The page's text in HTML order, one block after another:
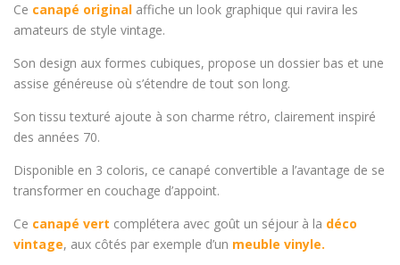
Ce canapé original affiche un look graphique qui ravira les
amateurs de style vintage.
Son design aux formes cubiques, propose un dossier bas et une
assise généreuse où s’étendre de tout son long.
Son tissu texturé ajoute à son charme rétro, clairement inspiré
des années 70.
Disponible en 3 coloris, ce canapé convertible a l’avantage de se
transformer en couchage d’appoint.
Ce canapé vert complétera avec goût un séjour à la déco
vintage, aux côtés par exemple d’un meuble vinyle.